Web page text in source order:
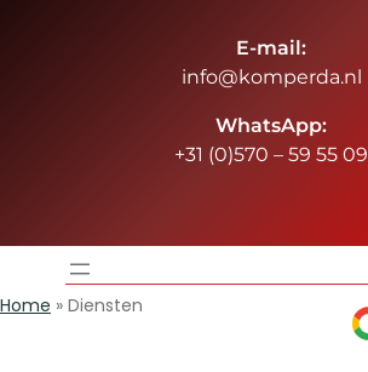
E-mail:
info@komperda.nl
WhatsApp:
+31 (0)570 – 59 55 09
Home » Diensten